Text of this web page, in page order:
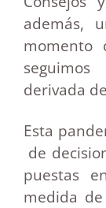
además,
momento
derivada
Esta
de
puestas
medida